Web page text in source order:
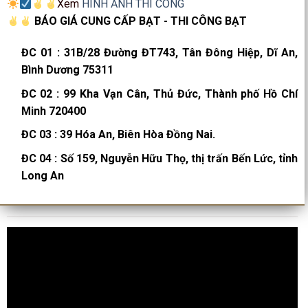
Xem HÌNH ẢNH THI CÔNG
BÁO GIÁ CUNG CẤP BẠT - THI CÔNG BẠT
ĐC 01 :31B/28 Đường ĐT743, Tân Đông Hiệp, Dĩ An,
Bình Dương 75311
ĐC 02 : 99 Kha Vạn Cân, Thủ Đức, Thành phố Hồ Chí
Minh 720400
ĐC 03 :39 Hóa An, Biên Hòa Đồng Nai.
ĐC 04 : Số 159, Nguyễn Hữu Thọ, thị trấn Bến Lức, tỉnh
Long An